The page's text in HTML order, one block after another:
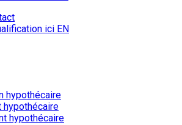
ici EN
hypothécaire
hypothécaire
hypothécaire